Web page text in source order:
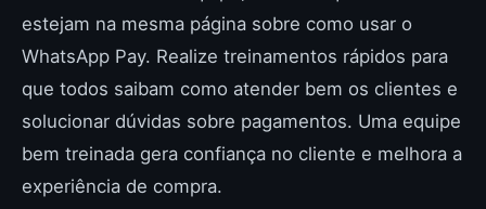
estejam na mesma página sobre como usar o
WhatsApp Pay. Realize treinamentos rápidos para
que todos saibam como atender bem os clientes e
solucionar dúvidas sobre pagamentos. Uma equipe
bem treinada gera confiança no cliente e melhora a
experiência de compra.